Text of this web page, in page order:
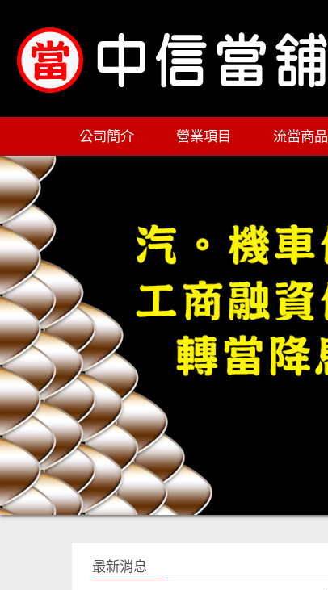
公司簡介 營業項目 流當商品
最新消息